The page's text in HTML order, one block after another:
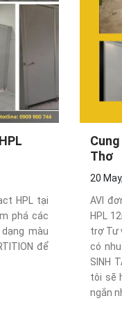
HPL tại
phá các
màu
để
Thơ
20
AVI
HPL
trợ Tư
có nhu
SINH
tôi sẽ
ngắn